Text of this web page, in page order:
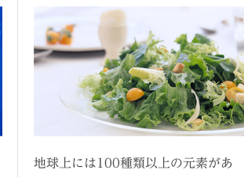
地球上には100種類以上の元素があ